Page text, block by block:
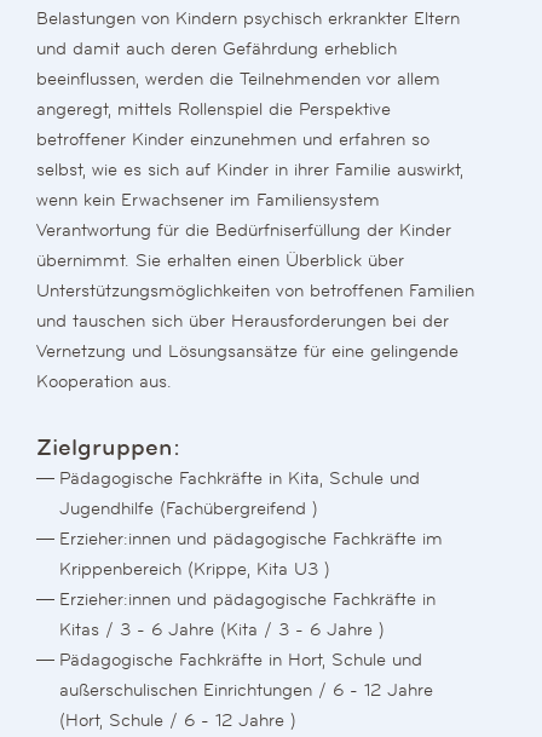
Belastungen von Kindern psychisch erkrankter Eltern
und damit auch deren Gefährdung erheblich
beeinflussen, werden die Teilnehmenden vor allem
angeregt, mittels Rollenspiel die Perspektive
betroffener Kinder einzunehmen und erfahren so
selbst, wie es sich auf Kinder in ihrer Familie auswirkt,
wenn kein Erwachsener im Familiensystem
Verantwortung für die Bedürfniserfüllung der Kinder
übernimmt. Sie erhalten einen Überblick über
Unterstützungsmöglichkeiten von betroffenen Familien
und tauschen sich über Herausforderungen bei der
Vernetzung und Lösungsansätze für eine gelingende
Kooperation aus.
Zielgruppen:
Pädagogische Fachkräfte in Kita, Schule und
Jugendhilfe (Fachübergreifend )
Erzieher:innen und pädagogische Fachkräfte im
Krippenbereich (Krippe, Kita U3 )
Erzieher:innen und pädagogische Fachkräfte in
Kitas / 3 - 6 Jahre (Kita / 3 - 6 Jahre )
Pädagogische Fachkräfte in Hort, Schule und
außerschulischen Einrichtungen / 6 - 12 Jahre
(Hort, Schule / 6 - 12 Jahre )